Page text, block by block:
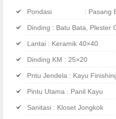
Pondasi : Pasang
Dinding : Batu Bata, Plester
Lantai : Keramik 40×40
Dinding KM : 25×20
Pntu Jendela : Kayu
Pintu Utama : Panil Kayu
Sanitasi : Kloset Jongkok